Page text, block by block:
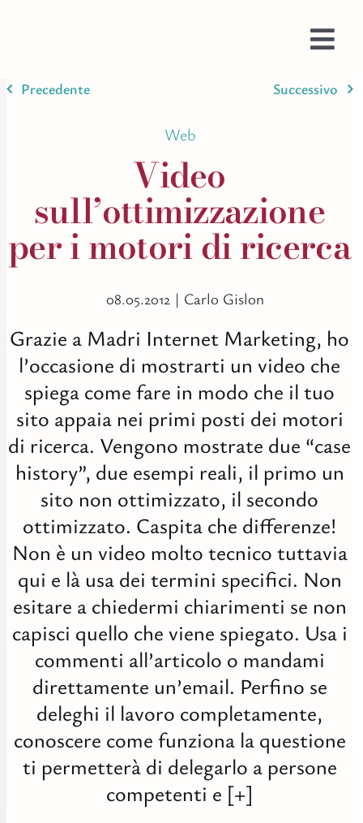
AI
Tutti
Precedente Successivo
Web
Video
sull’ottimizzazione
per i motori di ricerca
08.05.2012 | Carlo Gislon
Grazie a Madri Internet Marketing, ho
l’occasione di mostrarti un video che
spiega come fare in modo che il tuo
sito appaia nei primi posti dei motori
di ricerca. Vengono mostrate due “case
history”, due esempi reali, il primo un
sito non ottimizzato, il secondo
ottimizzato. Caspita che differenze!
Non è un video molto tecnico tuttavia
qui e là usa dei termini specifici. Non
esitare a chiedermi chiarimenti se non
capisci quello che viene spiegato. Usa i
commenti all’articolo o mandami
direttamente un’email. Perfino se
deleghi il lavoro completamente,
conoscere come funziona la questione
ti permetterà di delegarlo a persone
competenti e [+]